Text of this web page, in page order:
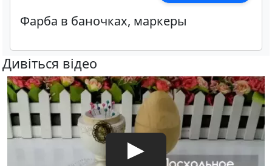
Фарба в баночках, маркеры
Дивіться відео